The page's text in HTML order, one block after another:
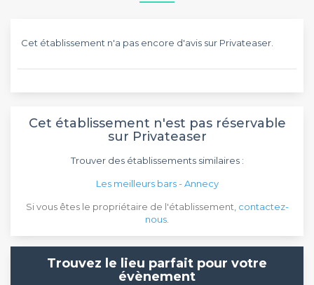
Cet établissement n'a pas encore d'avis sur Privateaser.
Cet établissement n'est pas réservable
sur Privateaser
Trouver des établissements similaires :
Les meilleurs bars - Annecy
Si vous êtes le propriétaire de l'établissement, contactez-
nous
Trouvez le lieu parfait pour votre
évènement